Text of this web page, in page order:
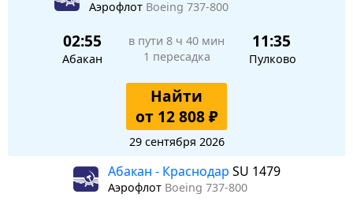
Аэрофлот Boeing 737-800
02:55
Абакан
в пути 8 ч 40 мин
1 пересадка
11:35
Пулково
Найти
от 12 808 ₽
29 сентября 2026
Абакан - Краснодар SU 1479
Аэрофлот Boeing 737-800